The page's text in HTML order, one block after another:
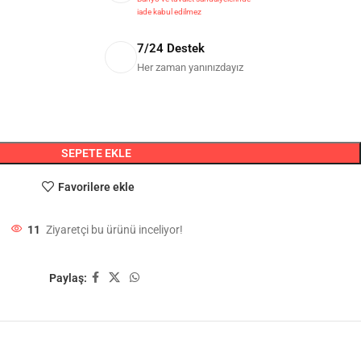
iade kabul edilmez
7/24 Destek
Her zaman yanınızdayız
SEPETE EKLE
Favorilere ekle
11 Ziyaretçi bu ürünü inceliyor!
Paylaş: